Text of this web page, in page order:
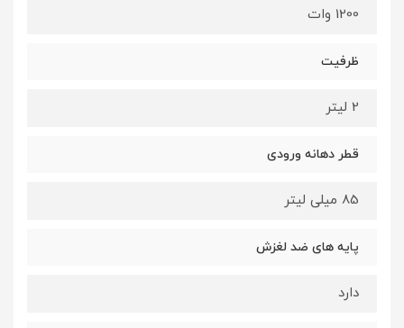
1200 وات
ظرفیت
2 لیتر
قطر دهانه ورودی
85 میلی لیتر
پایه های ضد لغزش
دارد